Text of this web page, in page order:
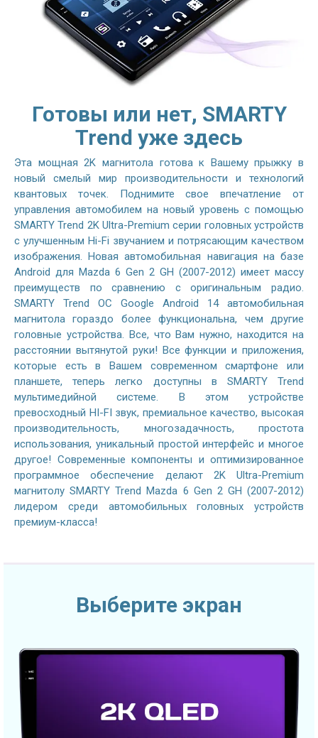
Готовы или нет, SMARTY
Trend уже здесь
Эта мощная 2K магнитола готова к Вашему прыжку в
новый смелый мир производительности и технологий
квантовых точек. Поднимите свое впечатление от
управления автомобилем на новый уровень с помощью
SMARTY Trend 2K Ultra-Premium серии головных устройств
с улучшенным Hi-Fi звучанием и потрясающим качеством
изображения. Новая автомобильная навигация на базе
Android для Mazda 6 Gen 2 GH (2007-2012) имеет массу
преимуществ по сравнению с оригинальным радио.
SMARTY Trend ОС Google Android 14 автомобильная
магнитола гораздо более функциональна, чем другие
головные устройства. Все, что Вам нужно, находится на
расстоянии вытянутой руки! Все функции и приложения,
которые есть в Вашем современном смартфоне или
планшете, теперь легко доступны в SMARTY Trend
мультимедийной системе. В этом устройстве
превосходный HI-FI звук, премиальное качество, высокая
производительность, многозадачность, простота
использования, уникальный простой интерфейс и многое
другое! Современные компоненты и оптимизированное
программное обеспечение делают 2K Ultra-Premium
магнитолу SMARTY Trend Mazda 6 Gen 2 GH (2007-2012)
лидером среди автомобильных головных устройств
премиум-класса!
Выберите экран